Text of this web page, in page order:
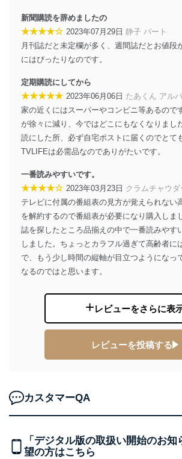
善し、常に最良の状態を維持します。
苦情及び相談受付け窓口
貴殿の個人情報及び当社の個人情報保護
絡ください。
適切、かつ迅速に対応させていただきま
株式会社富士山マガジンサービス 個人情
係
TEL：0570-200-223
FAX：03-5459-7073
改訂：2025年2月20日
制定：2005年4月1日
株式会社富士山マガジンサービス
代表取締役会長 西野 伸一郎
個人情報の取扱いについて
１．個人情報保護管理者
用・提供・管理いたします。
東京都渋谷区南平台町16-11
代表取締役会長 西野 伸一郎
個人情報保護管理者: 経営管理グループ
２．利用目的
当社が取り扱う開示対象個人情報の利用
No
個人情報の種類 利用
新聞購読を辞めましたの
★★★★☆ 2023年07月29日 静子 パート
月刊誌だと未定欄が多く、週間誌だとお値段
にはぴったりなのです。
定期購読にしてから
★★★★★ 2023年06月06日 たあくん アル
家の近くにはスーパーやコンビニ等あるので
が徐々に減り、今ではどこにもなくなりまし
読にした所、必ず自宅ポストに届くのでとて
TVLIFEは必需品なのでありがたいです。
一番読みやすいです。
★★★★☆ 2023年03月23日 クラムチャウ
テレビに付属の番組表の見方が覚えられない
を解約するので番組表が必要になり購入しま
誌を探したところ品揃えの中で一番読みやす
しました。ちょっとカラフル過ぎて高齢者に
で、もう少し時間の縦軸が目立つようになっ
なるのではと思います。
レビューをさらに表
レビューを投稿する
カスタマーQA
「デジタル版の取扱い開始のお知
望の方はこちら